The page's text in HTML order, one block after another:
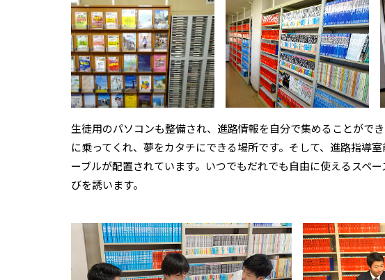
生徒用のパソコンも整備され、進路情報を自分で集めることがで
に乗ってくれ、夢をカタチにできる場所です。そして、進路指導
ーブルが配置されています。いつでもだれでも自由に使えるスペ
びを誘います。